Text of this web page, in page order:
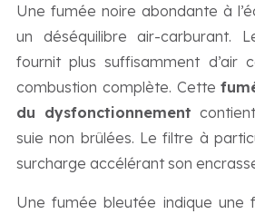
Une fumée noire abondante à
un déséquilibre air-carburant.
fournit plus suffisamment d’air
combustion complète. Cette
du dysfonctionnement
suie non brûlées. Le filtre à
surcharge accélérant son
Une fumée bleutée indique une